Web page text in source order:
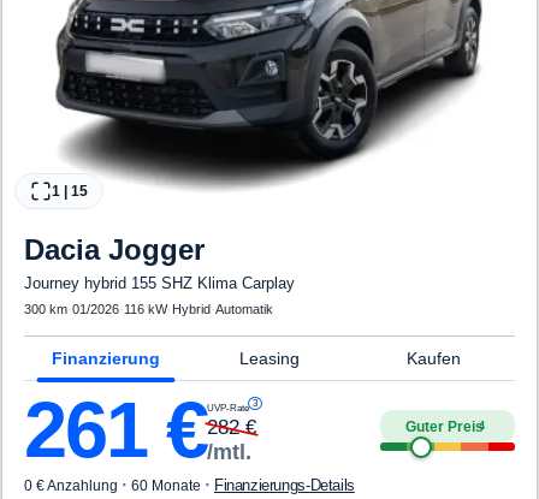
1 15
Dacia Jogger
Journey hybrid 155 SHZ Klima Carplay
300 km·01/2026· 116 kW· Hybrid·Automatik
Finanzierung Leasing Kaufen
261€UVP-Rate 3
282€
/mtl.
Guter Preis4
0 € Anzahlung · 60 Monate · Finanzierungs-Details